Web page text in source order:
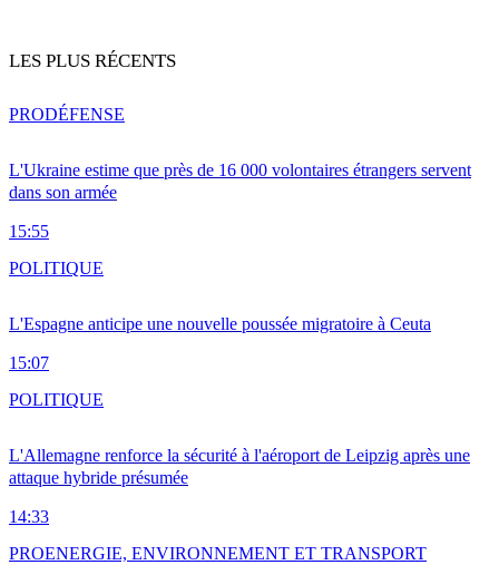
LES PLUS RÉCENTS
L'Ukraine estime que près de 16 000 volontaires étrangers servent
dans son armée
15:55
PRODÉFENSE
L'Espagne anticipe une nouvelle poussée migratoire à Ceuta
15:07
POLITIQUE
L'Allemagne renforce la sécurité à l'aéroport de Leipzig après une
attaque hybride présumée
14:33
POLITIQUE
PROENERGIE, ENVIRONNEMENT ET TRANSPORT